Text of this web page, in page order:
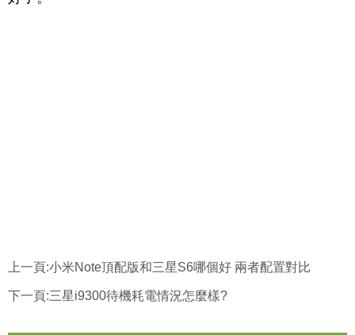
上一頁:小米Note頂配版和三星S6哪個好 兩者配置對比
下一頁:三星i9300待機耗電情況怎麼樣?